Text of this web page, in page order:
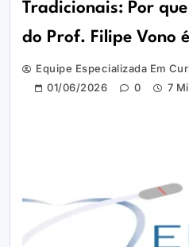
Tradicionais: Por
do Prof. Filipe Vono
Equipe Especializada Em
01/06/2026
0 7